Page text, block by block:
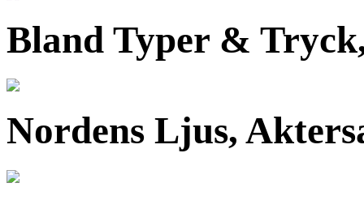
Bland Typer &
Nordens Ljus,